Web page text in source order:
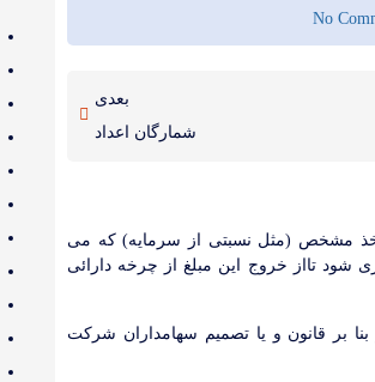
No
بعدی
شمارگان اعداد
مشخص (مثل نسبتی از سرمایه) که می
شود تااز خروج این مبلغ از چرخه دارائی
بر قانون و یا تصمیم سهامداران شرکت